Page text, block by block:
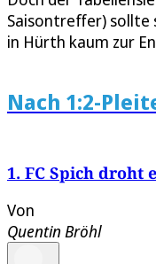
Saisontreffer) sollte
in Hürth kaum zur
Nach 1:2-
1. FC Spich droht
Von
Quentin Bröhl